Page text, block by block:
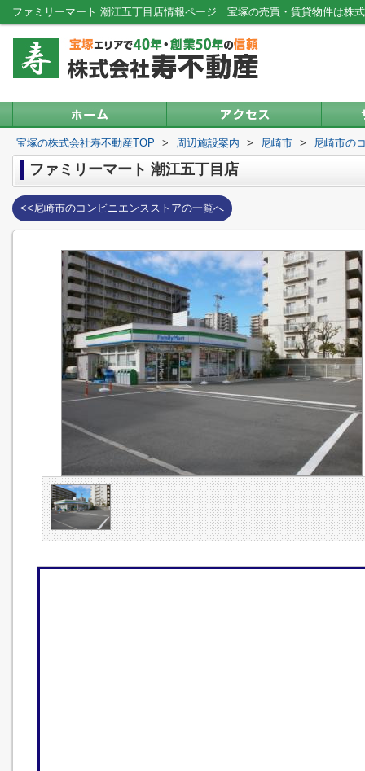
ファミリーマート 潮江五丁目店情報ページ｜宝塚の売買・賃貸物件は株
宝塚の株式会社寿不動産TOP > 周辺施設案内 > 尼崎市 > 尼崎市の
ファミリーマート 潮江五丁目店
<<尼崎市のコンビニエンスストアの一覧へ